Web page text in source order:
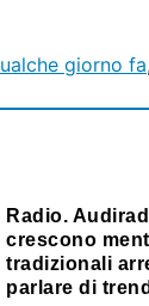
giorno fa
Radio.
crescono
tradizionali
parlare di trend